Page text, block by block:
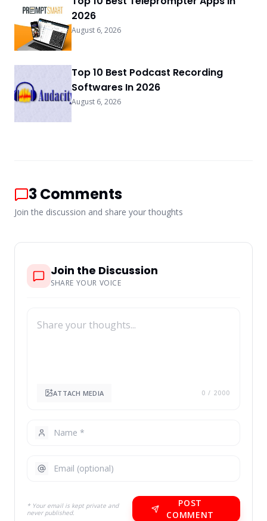
2026
August 6, 2026
Top 10 Best Podcast Recording
Softwares In 2026
August 6, 2026
3Comments
Join the discussion and share your thoughts
Join the Discussion
SHARE YOUR VOICE
ATTACH MEDIA 0 / 2000
* Your email is kept private and
never published.
POST
COMMENT